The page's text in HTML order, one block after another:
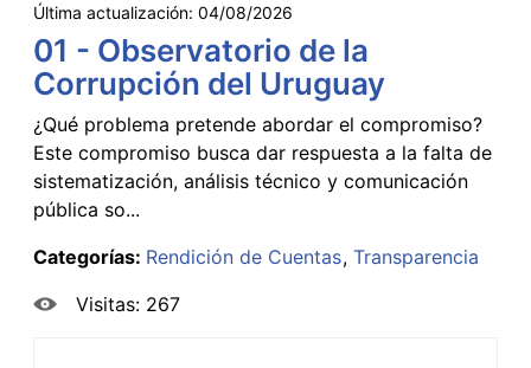
Última actualización: 04/08/2026
01 - Observatorio de la
Corrupción del Uruguay
¿Qué problema pretende abordar el compromiso?
Este compromiso busca dar respuesta a la falta de
sistematización, análisis técnico y comunicación
pública so...
Categorías: Rendición de Cuentas Transparencia
Visitas: 267